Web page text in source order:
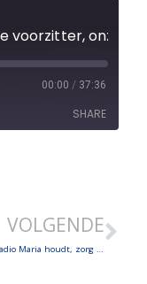
00:00 / 37:36
SHARE
VOLGENDE